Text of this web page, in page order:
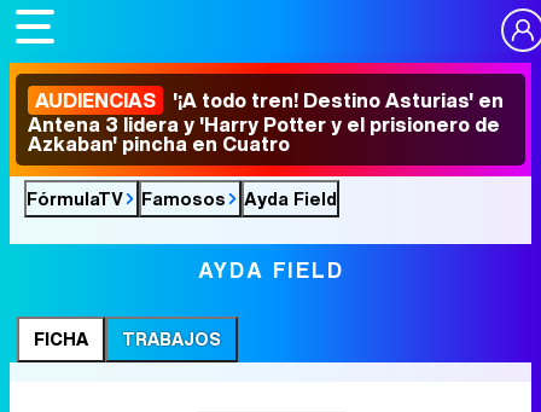
AUDIENCIAS '¡A todo tren! Destino Asturias' en
Antena 3 lidera y 'Harry Potter y el prisionero de
Azkaban' pincha en Cuatro
FórmulaTV Famosos Ayda Field
AYDA FIELD
FICHA TRABAJOS